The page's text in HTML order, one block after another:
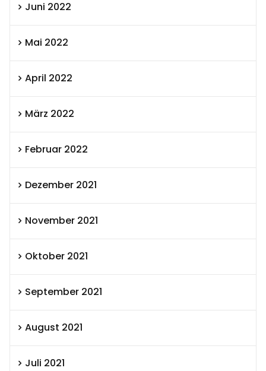
Juni 2022
Mai 2022
April 2022
März 2022
Februar 2022
Dezember 2021
November 2021
Oktober 2021
September 2021
August 2021
Juli 2021